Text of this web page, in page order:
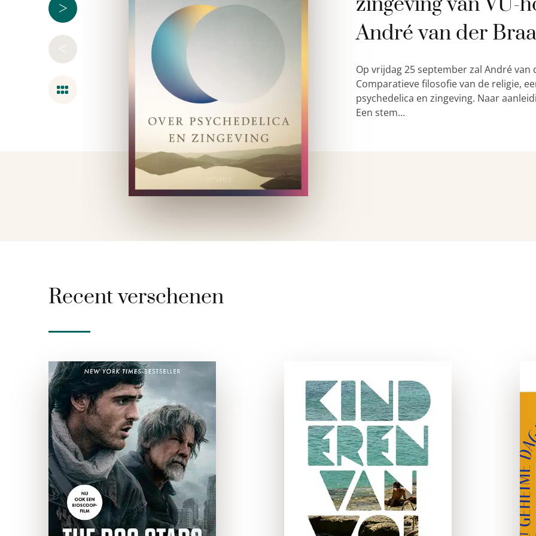
>
<
André van der
Op vrijdag 25 september zal André van
Comparatieve filosofie van de religie,
psychedelica en zingeving. Naar
Een stem…
Recent verschenen
The Dog Stars
paperback
Hig heeft tien jaar geleden
als een van de weinigen een
pandemie overleefd. Hij
heeft nog maar drie redenen
om te leven: zijn hond, zijn
chagrijnige buurman en zijn
kleine …
Kinderen van
wolven
paperback
Oliemiljardair James Arthur
Knight huurt de enigszins
aan lagerwal geraakte
privédetective Tyler in om
zijn weggelopen dochter
Chana te vinden. In een
badhotel in Turkije treft